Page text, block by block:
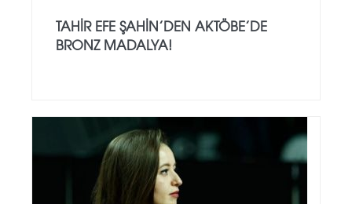
TAHIR EFE ŞAHIN’DEN AKTÖBE’DE
BRONZ MADALYA!